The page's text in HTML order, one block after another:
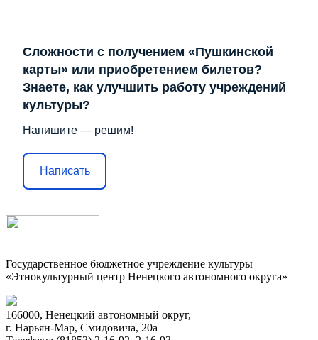
Сложности с получением «Пушкинской
карты» или приобретением билетов?
Знаете, как улучшить работу учреждений
культуры?
Напишите — решим!
Написать
Государственное бюджетное учреждение культуры
«Этнокультурный центр Ненецкого автономного округа»
166000, Ненецкий автономный округ,
г. Нарьян-Мар, Смидовича, 20а